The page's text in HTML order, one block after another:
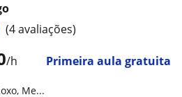
/h Primeira aula gratuita
(4 avaliações)
Me...